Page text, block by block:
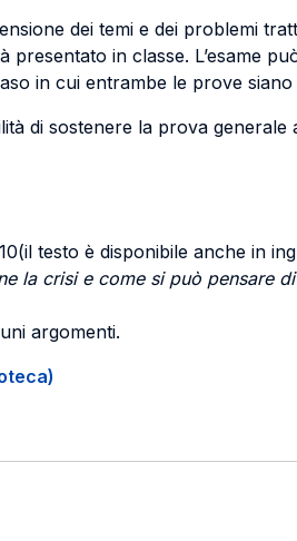
dei temi e dei problemi
in classe. L’esame
in cui entrambe le prove siano
di sostenere la prova
testo è disponibile anche in
la crisi e come si può pensare
argomenti.